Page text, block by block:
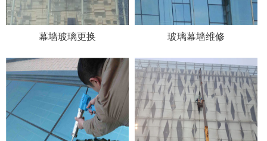
幕墙玻璃更换 玻璃幕墙维修